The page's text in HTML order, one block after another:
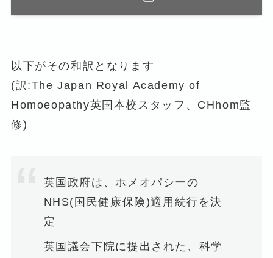
以下がその和訳となります
(訳:The Japan Royal Academy of
Homoeopathy英国本校スタッフ、CHhom監
修)
英国政府は、ホメオパシーの
NHS(国民健康保険)適用続行を決
定
英国議会下院に提出された、科学